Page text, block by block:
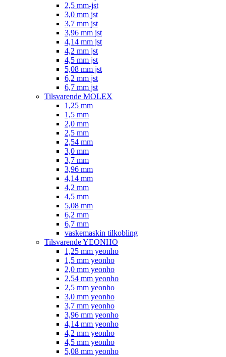
2,5 mm-jst
3,0 mm jst
3,7 mm jst
3,96 mm jst
4,14 mm jst
4,2 mm jst
4,5 mm jst
5,08 mm jst
6,2 mm jst
6,7 mm jst
Tilsvarende MOLEX
1,25 mm
1,5 mm
2,0 mm
2,5 mm
2,54 mm
3,0 mm
3,7 mm
3,96 mm
4,14 mm
4,2 mm
4,5 mm
5,08 mm
6,2 mm
6,7 mm
vaskemaskin tilkobling
Tilsvarende YEONHO
1,25 mm yeonho
1,5 mm yeonho
2,0 mm yeonho
2,54 mm yeonho
2,5 mm yeonho
3,0 mm yeonho
3,7 mm yeonho
3,96 mm yeonho
4,14 mm yeonho
4,2 mm yeonho
4,5 mm yeonho
5,08 mm yeonho